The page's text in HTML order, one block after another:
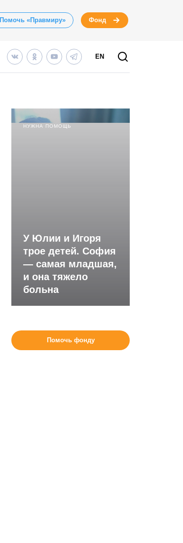
Помочь «Правмиру» Фонд
EN
НУЖНА ПОМОЩЬ
У Юлии и Игоря
трое детей. София
— самая младшая,
и она тяжело
больна
Помочь фонду